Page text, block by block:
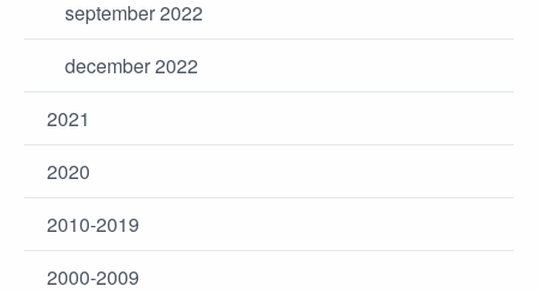
september 2022
december 2022
2021
2020
2010-2019
2000-2009